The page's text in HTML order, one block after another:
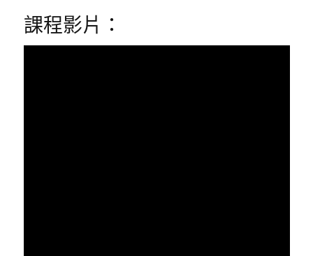
課程影片：